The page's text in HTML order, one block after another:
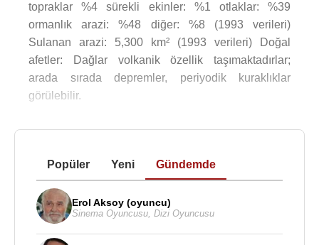
topraklar %4 sürekli ekinler: %1 otlaklar: %39
ormanlık arazi: %48 diğer: %8 (1993 verileri)
Sulanan arazi: 5,300 km² (1993 verileri) Doğal
afetler: Dağlar volkanik özellik taşımaktadırlar;
arada sırada depremler, periyodik kuraklıklar
görülebilir.
Popüler Yeni Gündemde
Erol Aksoy (oyuncu)
Sinema Oyuncusu Dizi Oyuncusu